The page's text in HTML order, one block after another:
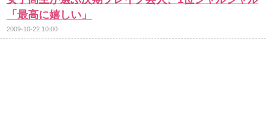
「最高に嬉しい」
2009-10-22 10:00